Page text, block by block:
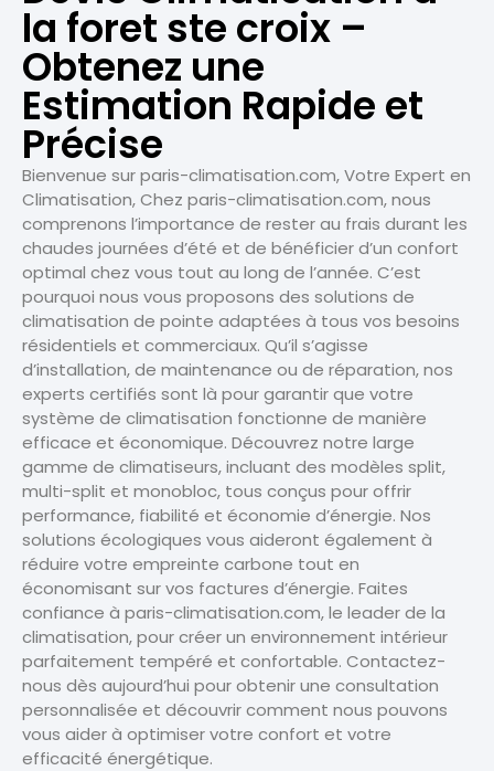
la foret ste croix –
Obtenez une
Estimation Rapide et
Précise
Bienvenue sur paris-climatisation.com, Votre Expert en
Climatisation, Chez paris-climatisation.com, nous
comprenons l’importance de rester au frais durant les
chaudes journées d’été et de bénéficier d’un confort
optimal chez vous tout au long de l’année. C’est
pourquoi nous vous proposons des solutions de
climatisation de pointe adaptées à tous vos besoins
résidentiels et commerciaux. Qu’il s’agisse
d’installation, de maintenance ou de réparation, nos
experts certifiés sont là pour garantir que votre
système de climatisation fonctionne de manière
efficace et économique. Découvrez notre large
gamme de climatiseurs, incluant des modèles split,
multi-split et monobloc, tous conçus pour offrir
performance, fiabilité et économie d’énergie. Nos
solutions écologiques vous aideront également à
réduire votre empreinte carbone tout en
économisant sur vos factures d’énergie. Faites
confiance à paris-climatisation.com, le leader de la
climatisation, pour créer un environnement intérieur
parfaitement tempéré et confortable. Contactez-
nous dès aujourd’hui pour obtenir une consultation
personnalisée et découvrir comment nous pouvons
vous aider à optimiser votre confort et votre
efficacité énergétique.